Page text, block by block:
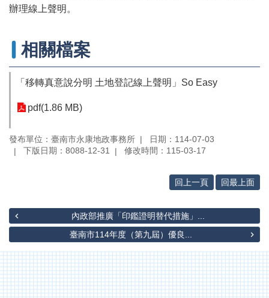
上
與
查
詢
民
務
下
載
區
主
題
辦理線上聲明。
相關檔案
「移轉真意說分明 土地登記線上聲明」So Easy
pdf(1.86 MB)
發布單位：臺南市永康地政事務所
日期：114-07-03
下版日期：8088-12-31
修改時間：115-03-17
回上一頁 回最上面
內政部推廣「印鑑證明替代措施」...
臺南市114年度（第九屆）優良...